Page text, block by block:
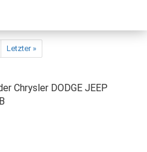
Letzter »
Chrysler DODGE JEEP